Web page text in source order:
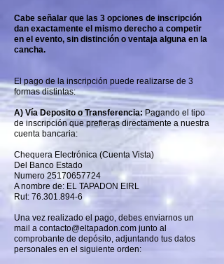
Cabe señalar que las 3 opciones de inscripción
dan exactamente el mismo derecho a competir
en el evento, sin distinción o ventaja alguna en la
cancha.
​El pago de la inscripción puede realizarse de 3
formas distintas:
A) Vía Deposito o Transferencia: Pagando el tipo
de inscripción que prefieras directamente a nuestra
cuenta bancaria:
Chequera Electrónica (Cuenta Vista)
Del Banco Estado
Numero 25170657724
A nombre de: EL TAPADON EIRL
Rut: 76.301.894-6
Una vez realizado el pago, debes enviarnos un
mail a contacto@eltapadon.com junto al
comprobante de depósito, adjuntando tus datos
personales en el siguiente orden: